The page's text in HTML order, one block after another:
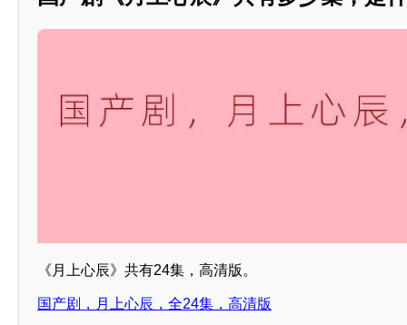
《月上心辰》共有24集，高清版。
国产剧，月上心辰，全24集，高清版